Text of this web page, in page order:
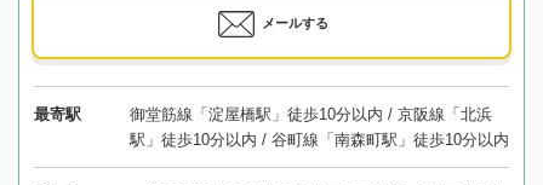
メールする
最寄駅
御堂筋線「淀屋橋駅」徒歩10分以内 / 京阪線「北浜
駅」徒歩10分以内 / 谷町線「南森町駅」徒歩10分以内